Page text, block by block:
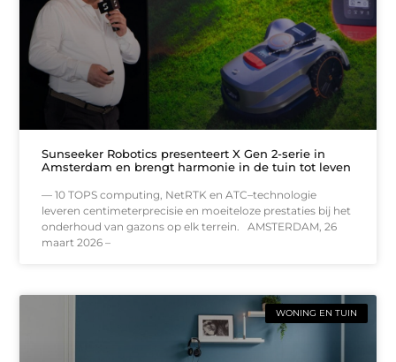
Sunseeker Robotics presenteert X Gen 2-serie in
Amsterdam en brengt harmonie in de tuin tot leven
— 10 TOPS computing, NetRTK en ATC–technologie
leveren centimeterprecisie en moeiteloze prestaties bij het
onderhoud van gazons op elk terrein. AMSTERDAM, 26
maart 2026 –
WONING EN TUIN